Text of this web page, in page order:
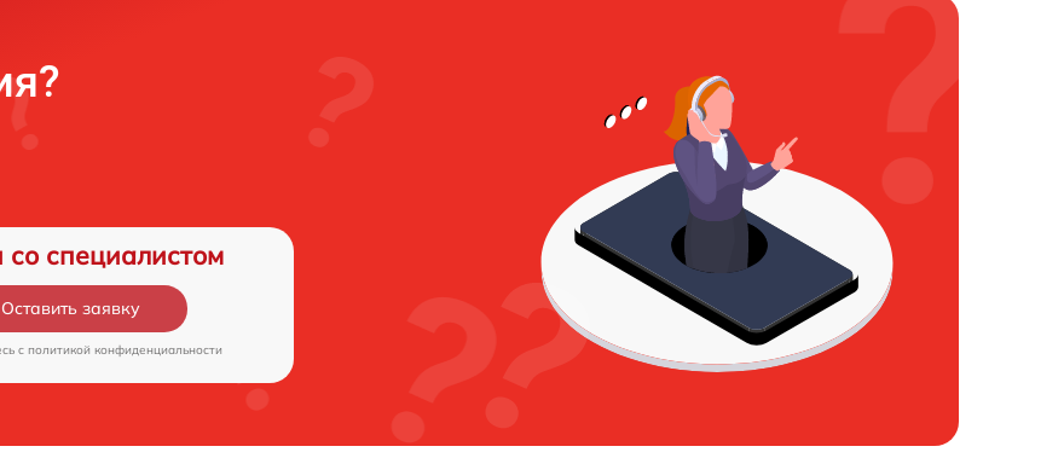
со специалистом
Оставить заявку
c политикой конфиденциальности